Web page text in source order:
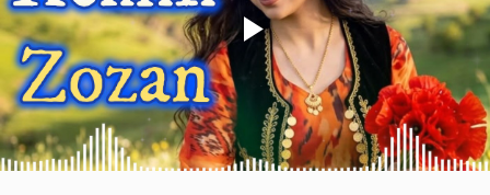
Play
Video